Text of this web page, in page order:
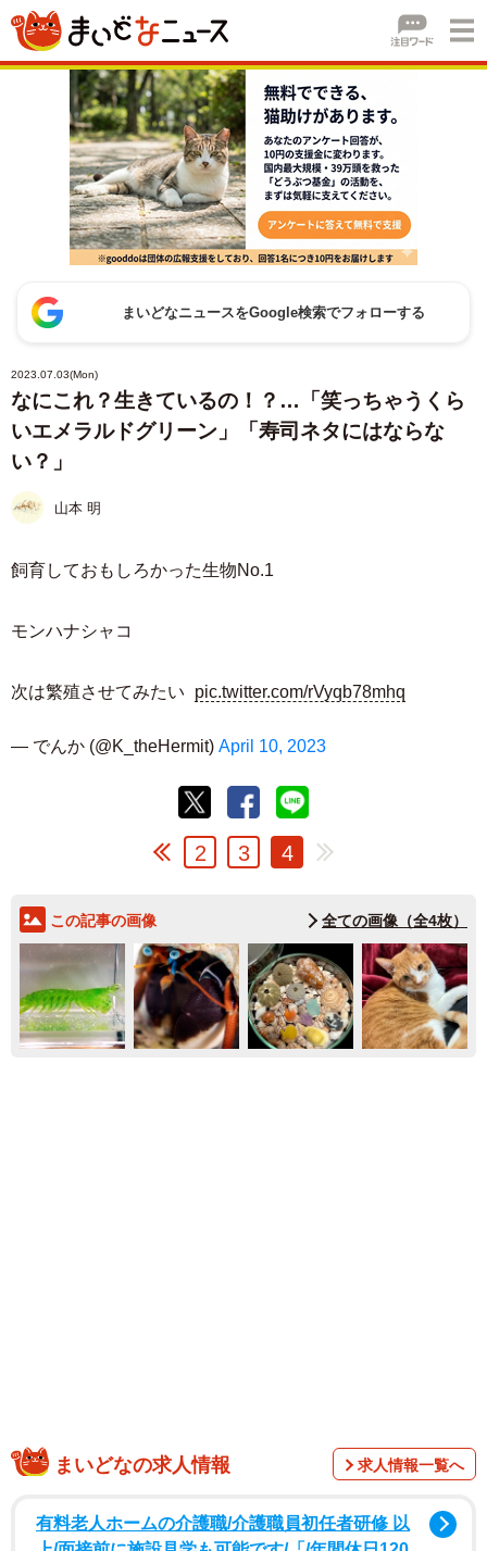
まいどなニュースをGoogle検索でフォローする
2023.07.03(Mon)
なにこれ？生きているの！？…「笑っちゃうくら
いエメラルドグリーン」「寿司ネタにはならな
い？」
山本 明
飼育しておもしろかった生物No.1
モンハナシャコ
次は繁殖させてみたい pic.twitter.com/rVyqb78mhq
— でんか (@K_theHermit) April 10, 2023
2 3 4
この記事の画像 全ての画像（全4枚）
まいどなの求人情報 求人情報一覧へ
有料老人ホームの介護職/介護職員初任者研修 以